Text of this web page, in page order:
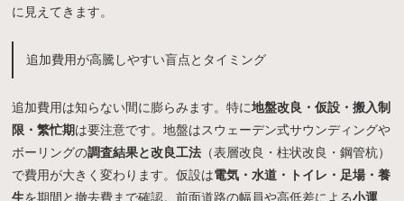
に見えてきます。
追加費用が高騰しやすい盲点とタイミング
追加費用は知らない間に膨らみます。特に地盤改良・仮設・搬入制
限・繁忙期 は要注意です。地盤はスウェーデン式サウンディングや
ボーリングの調査結果と改良工法 （表層改良・柱状改良・鋼管杭）
で費用が大きく変わります。仮設は電気・水道・トイレ・足場・養
生を期間と撤去費まで確認。前面道路の幅員や高低差による小運